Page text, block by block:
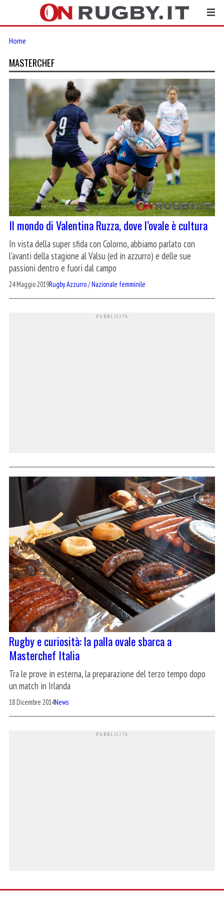
Home
MASTERCHEF
Il mondo di Valentina Ruzza, dove l’ovale è cultura
In vista della super sfida con Colorno, abbiamo parlato con
l'avanti della stagione al Valsu (ed in azzurro) e delle sue
passioni dentro e fuori dal campo
24 Maggio 2019Rugby Azzurro/Nazionale femminile
Rugby e curiosità: la palla ovale sbarca a
Masterchef Italia
Tra le prove in esterna, la preparazione del terzo tempo dopo
un match in Irlanda
18 Dicembre 2014News